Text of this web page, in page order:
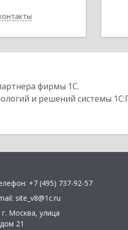
фирмы 1С.
и решений системы
+7 (495) 737-92-57
site_v8@1c.ru
г. Москва, улица
21